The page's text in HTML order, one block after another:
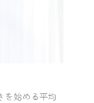
を始める平均